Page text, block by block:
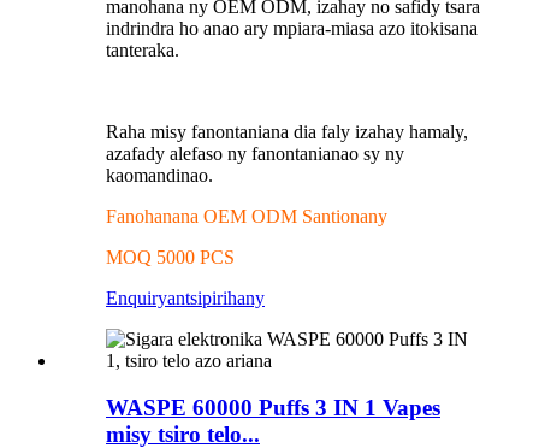
manohana ny OEM ODM, izahay no safidy tsara
indrindra ho anao ary mpiara-miasa azo itokisana
tanteraka.
Raha misy fanontaniana dia faly izahay hamaly,
azafady alefaso ny fanontanianao sy ny
kaomandinao.
Fanohanana OEM ODM Santionany
MOQ 5000 PCS
Enquiryantsipirihany
WASPE 60000 Puffs 3 IN 1 Vapes
misy tsiro telo...